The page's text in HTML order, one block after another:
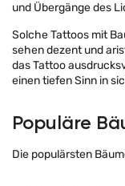
und Übergänge des
Solche Tattoos mit
sehen dezent und
das Tattoo
einen tiefen Sinn in
Populäre
Die populärsten